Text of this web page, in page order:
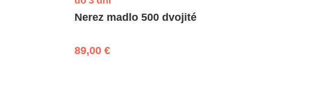
Nerez madlo 500 dvojité
89,00 €